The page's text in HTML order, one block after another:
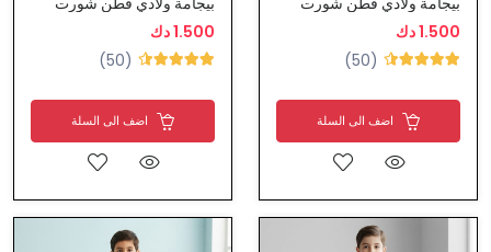
1.500 دك
(50)
اضف الى السلة
1.500 دك
(50)
اضف الى السلة